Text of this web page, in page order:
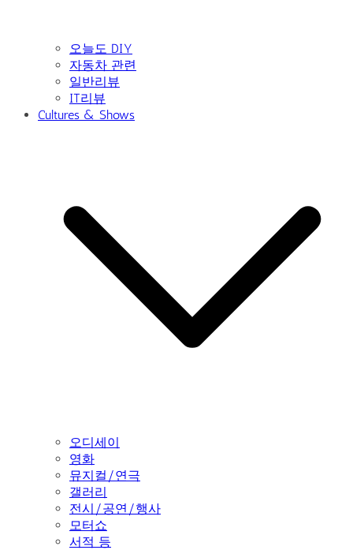
오늘도 DIY
자동차 관련
일반리뷰
IT리뷰
Cultures & Shows
오디세이
영화
뮤지컬/연극
갤러리
전시/공연/행사
모터쇼
서적 등